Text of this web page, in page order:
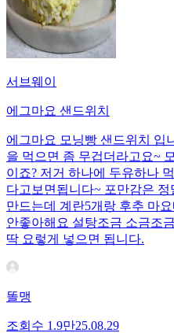
서브웨이
에그마요 샌드위치
에그마요 모닝빵 샌드위치 입
을 먹으면 좀 무겁더라고요~
이죠? 저거 하나에 두유하나
다고보면됩니다~ 포만감은
만드는데 계란5개랑 후추 마
안좋아해요 설탕조금 소금조
딱 요렇게 넣으면 됩니다.
똘맹
조회수 1.9만25.08.29